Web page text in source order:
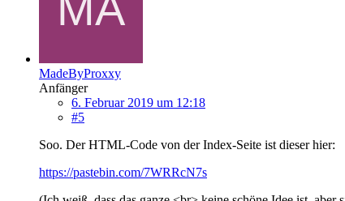
MadeByProxxy
Anfänger
6. Februar 2019 um 12:18
#5
Soo. Der HTML-Code von der Index-Seite ist dieser hier:
https://pastebin.com/7WRRcN7s